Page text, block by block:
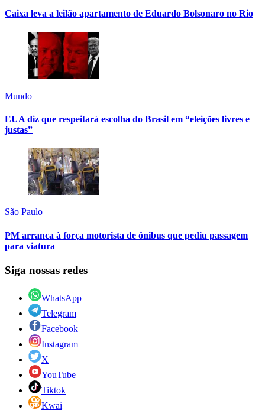
Caixa leva a leilão apartamento de Eduardo Bolsonaro no Rio
Mundo
EUA diz que respeitará escolha do Brasil em “eleições livres e
justas”
São Paulo
PM arranca à força motorista de ônibus que pediu passagem
para viatura
Siga nossas redes
WhatsApp
Telegram
Facebook
Instagram
X
YouTube
Tiktok
Kwai